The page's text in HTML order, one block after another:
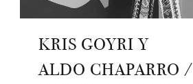
KRIS GOYRI Y
ALDO CHAPARRO /